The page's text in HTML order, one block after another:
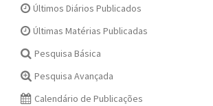
Últimos Diários Publicados
Últimas Matérias Publicadas
Pesquisa Básica
Pesquisa Avançada
Calendário de Publicações